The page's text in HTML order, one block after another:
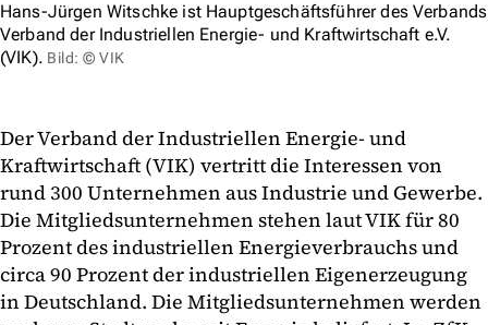
Hans-Jürgen Witschke ist Hauptgeschäftsführer des Verbands
Verband der Industriellen Energie- und Kraftwirtschaft e.V.
(VIK). Bild: © VIK
Der Verband der Industriellen Energie- und
Kraftwirtschaft (VIK) vertritt die Interessen von
rund 300 Unternehmen aus Industrie und Gewerbe.
Die Mitgliedsunternehmen stehen laut VIK für 80
Prozent des industriellen Energieverbrauchs und
circa 90 Prozent der industriellen Eigenerzeugung
in Deutschland. Die Mitgliedsunternehmen werden